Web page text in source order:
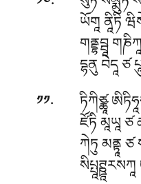
ཡོགཱ ནཱིཏི
གནྡྷབྦཱ
དྷནུ བེདཱ ཙ
༡༡. ཏིཀིཙྪཱ
ཛོཏི མཱཡཱ
ཀེཏུ མནྟཱ ཙ